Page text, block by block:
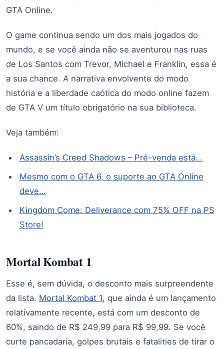
GTA Online.
O game continua sendo um dos mais jogados do
mundo, e se você ainda não se aventurou nas ruas
de Los Santos com Trevor, Michael e Franklin, essa é
a sua chance. A narrativa envolvente do modo
história e a liberdade caótica do modo online fazem
de GTA V um título obrigatório na sua biblioteca.
Veja também:
Assassin’s Creed Shadows – Pré-venda está…
Mesmo com o GTA 6, o suporte ao GTA Online
deve…
Kingdom Come: Deliverance com 75% OFF na PS
Store!
Mortal Kombat 1
Esse é, sem dúvida, o desconto mais surpreendente
da lista. Mortal Kombat 1, que ainda é um lançamento
relativamente recente, está com um desconto de
60%, saindo de R$ 249,99 para R$ 99,99. Se você
curte pancadaria, golpes brutais e fatalities de tirar o